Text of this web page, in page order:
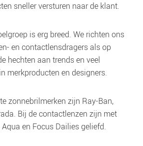
sneller versturen naar de klant.
is erg breed. We richten ons
en contactlensdragers als op
hechten aan trends en veel
merkproducten en designers.
zonnebrilmerken zijn Ray-Ban,
Bij de contactlenzen zijn met
en Focus Dailies geliefd.